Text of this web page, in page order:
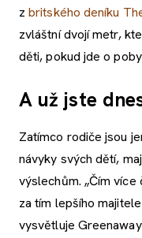
zbritského deníku
zvláštní dvojí metr,
děti, pokud jde o
A už jste
Zatímco rodiče jsou
návyky svých dětí,
výslechům. „Čím
za tím lepšího
vysvětluje